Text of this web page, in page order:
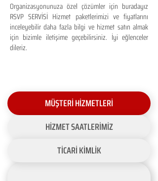
Organizasyonunuza özel çözümler için buradayız
RSVP SERVİSİ Hizmet paketlerimizi ve fiyatlarını
inceleyebilir daha fazla bilgi ve hizmet satın almak
için bizimle iletişime geçebilirsiniz. İyi eğlenceler
dileriz.
MÜŞTERİ HİZMETLERİ
HİZMET SAATLERİMİZ
TİCARİ KİMLİK